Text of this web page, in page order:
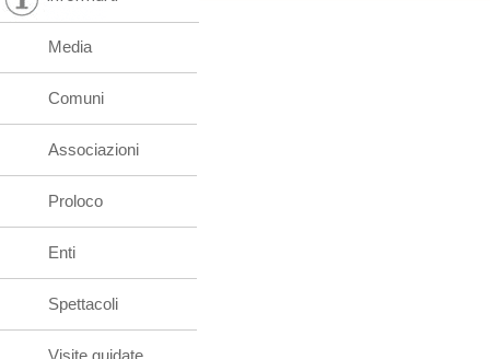
Media
Comuni
Associazioni
Proloco
Enti
Spettacoli
Visite guidate